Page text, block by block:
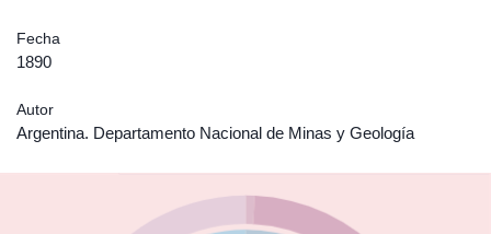
Fecha
1890
Autor
Argentina. Departamento Nacional de Minas y Geología